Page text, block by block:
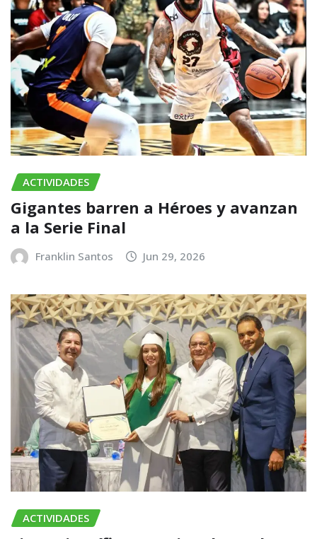
ACTIVIDADES
Gigantes barren a Héroes y avanzan
a la Serie Final
Franklin Santos Jun 29, 2026
ACTIVIDADES